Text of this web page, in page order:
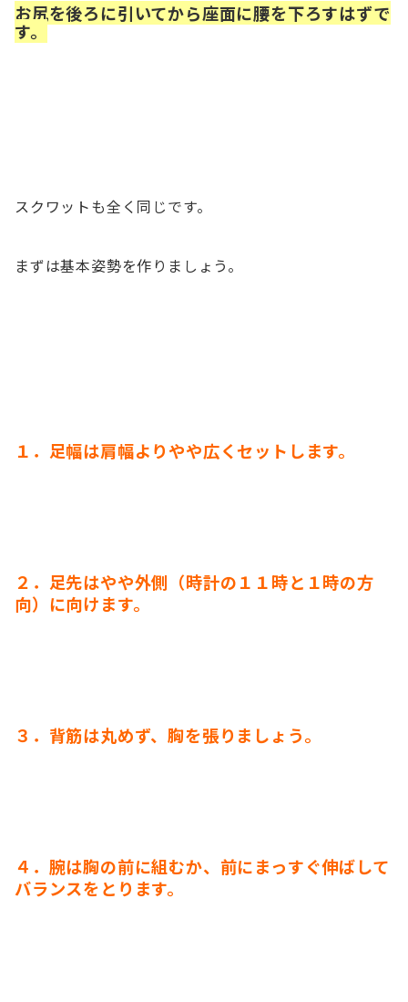
お尻を後ろに引いてから座面に腰を下ろすはずで
す。
スクワットも全く同じです。
まずは基本姿勢を作りましょう。
１．足幅は肩幅よりやや広くセットします。
２．足先はやや外側（時計の１１時と１時の方
向）に向けます。
３．背筋は丸めず、胸を張りましょう。
４．腕は胸の前に組むか、前にまっすぐ伸ばして
バランスをとります。